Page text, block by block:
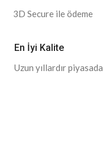
3D Secure ile ödeme
En İyi Kalite
Uzun yıllardır piyasada